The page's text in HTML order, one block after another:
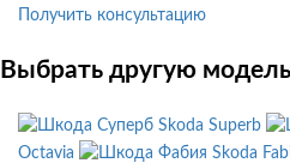
Получить консультацию
Выбрать другую
Skoda Superb
Octavia
Skoda